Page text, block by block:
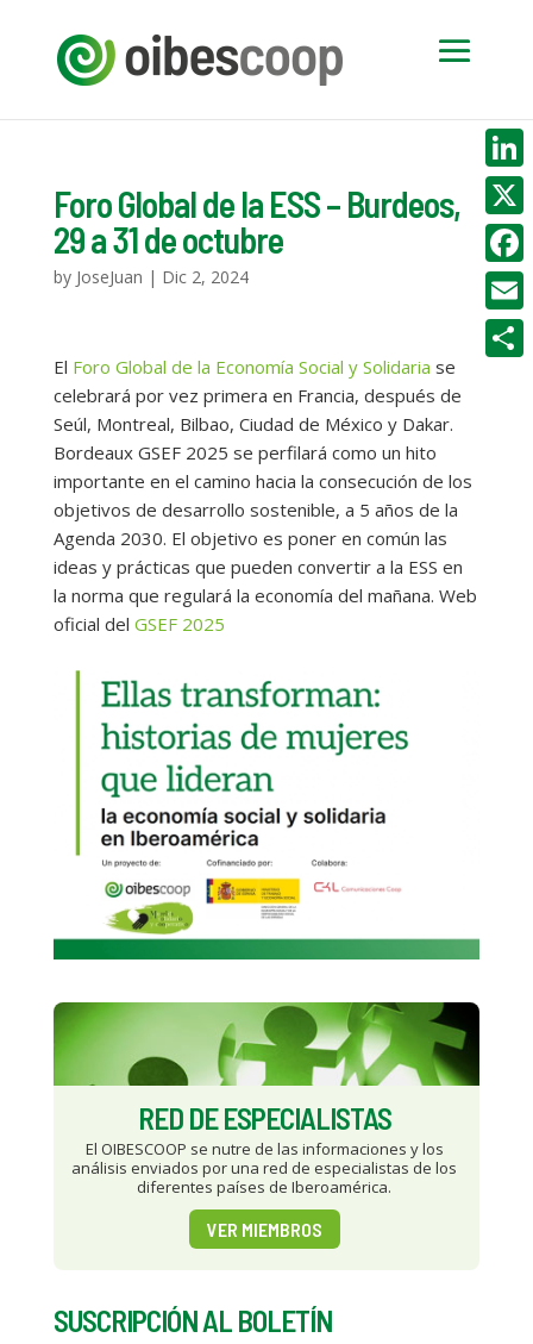
Foro Global de la ESS – Burdeos,
29 a 31 de octubre
by JoseJuan | Dic 2, 2024
El Foro Global de la Economía Social y Solidaria se
celebrará por vez primera en Francia, después de
Seúl, Montreal, Bilbao, Ciudad de México y Dakar.
Bordeaux GSEF 2025 se perfilará como un hito
importante en el camino hacia la consecución de los
objetivos de desarrollo sostenible, a 5 años de la
Agenda 2030. El objetivo es poner en común las
ideas y prácticas que pueden convertir a la ESS en
la norma que regulará la economía del mañana. Web
oficial del GSEF 2025
RED DE ESPECIALISTAS
El OIBESCOOP se nutre de las informaciones y los
análisis enviados por una red de especialistas de los
diferentes países de Iberoamérica.
VER MIEMBROS
SUSCRIPCIÓN AL BOLETÍN
X
Email